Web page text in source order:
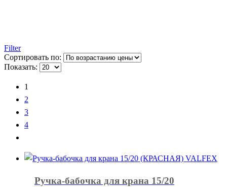
Filter
Сортировать по:
Показать:
1
2
3
4
Ручка-бабочка для крана 15/20